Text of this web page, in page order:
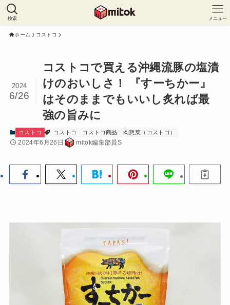
検索 メニュー
ホーム コストコ
コストコで買える沖縄流豚の塩漬
けのおいしさ！ 『すーちかー』
はそのままでもいいし炙れば最
強の旨みに
2024
6/26
コストコ コストコ コストコ商品 肉惣菜（コストコ）
2024年6月26日 mitok編集部員S